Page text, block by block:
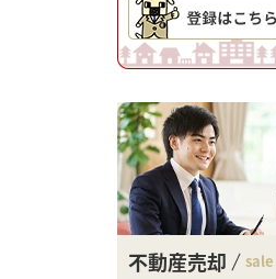
不動産売却 sale